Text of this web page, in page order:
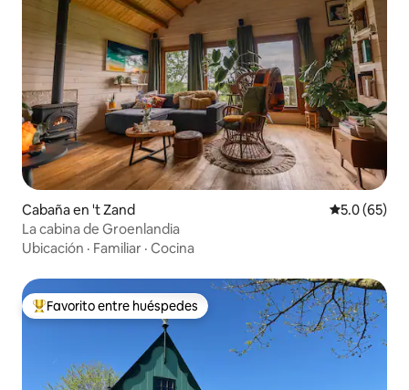
Cabaña en 't Zand Calificación
5.0 (65)
La cabina de Groenlandia
Ubicación · Familiar · Cocina
De los mejores en Favorito entre huéspedes
Favorito entre huéspedes